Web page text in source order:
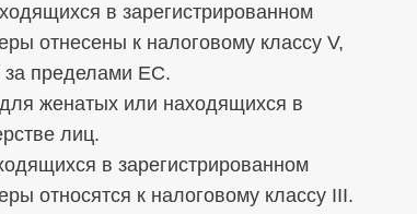
в зарегистрированном
отнесены к налоговому классу V,
за пределами ЕС.
женатых или находящихся в
лиц.
в зарегистрированном
относятся к налоговому классу III.